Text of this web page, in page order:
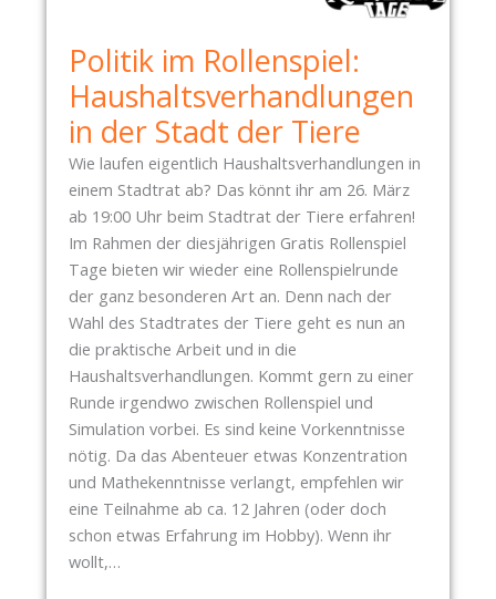
D
E
N
E
F
Ä
K
A
L
I
E
N
E
N
T
S
O
R
K
I
C
K
E
N
,
G
L
E
I
C
H
B
E
R
E
C
Politik im Rollenspiel:
Haushaltsverhandlungen
in der Stadt der Tiere
Wie laufen eigentlich Haushaltsverhandlungen in
einem Stadtrat ab? Das könnt ihr am 26. März
ab 19:00 Uhr beim Stadtrat der Tiere erfahren!
Im Rahmen der diesjährigen Gratis Rollenspiel
Tage bieten wir wieder eine Rollenspielrunde
der ganz besonderen Art an. Denn nach der
Wahl des Stadtrates der Tiere geht es nun an
die praktische Arbeit und in die
Haushaltsverhandlungen. Kommt gern zu einer
Runde irgendwo zwischen Rollenspiel und
Simulation vorbei. Es sind keine Vorkenntnisse
nötig. Da das Abenteuer etwas Konzentration
und Mathekenntnisse verlangt, empfehlen wir
eine Teilnahme ab ca. 12 Jahren (oder doch
schon etwas Erfahrung im Hobby). Wenn ihr
wollt,…